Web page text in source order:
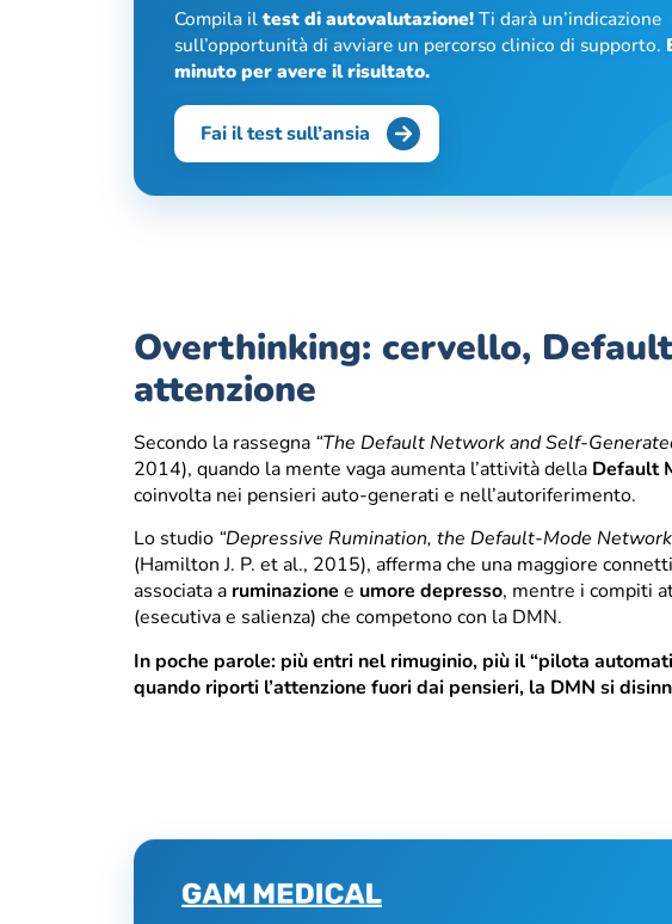
Compila iltest di autovalutazione!Ti darà un’indicazione
sull’opportunità di avviare un percorso clinico di supporto.
minuto per avere il risultato.
Fai il test sull’ansia
Overthinking: cervello,
attenzione
Secondo la rassegna “The Default Network and Self-
2014), quando la mente vaga aumenta l’attività della Default
coinvolta nei pensieri auto-generati e nell’autoriferimento.
Lo studio “Depressive Rumination, the Default-Mode
(Hamilton J. P. et al., 2015), afferma che una maggiore
associata a ruminazione e umore depresso, mentre i compiti
(esecutiva e salienza) che competono con la DMN.
In poche parole: più entri nel rimuginio, più il “pilota
quando riporti l’attenzione fuori dai pensieri, la DMN si